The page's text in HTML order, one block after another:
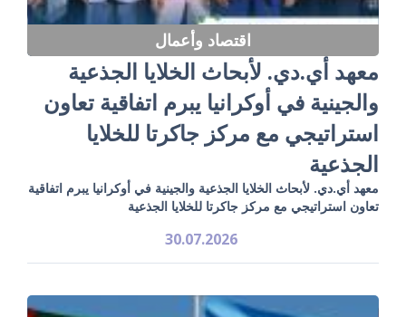
اقتصاد وأعمال
معهد أي.دي. لأبحاث الخلايا الجذعية
والجينية في أوكرانيا يبرم اتفاقية تعاون
استراتيجي مع مركز جاكرتا للخلايا
الجذعية
معهد أي.دي. لأبحاث الخلايا الجذعية والجينية في أوكرانيا يبرم اتفاقية
تعاون استراتيجي مع مركز جاكرتا للخلايا الجذعية
30.07.2026